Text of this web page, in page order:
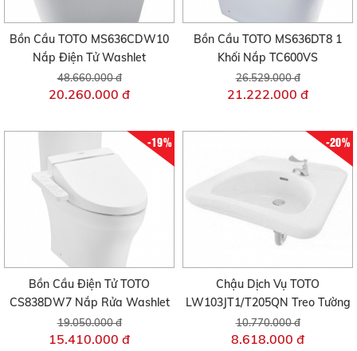
Bồn Cầu TOTO MS636CDW10
Nắp Điện Tử Washlet
48.660.000 đ
20.260.000 đ
Bồn Cầu TOTO MS636DT8 1
Khối Nắp TC600VS
26.529.000 đ
21.222.000 đ
-19%
Bồn Cầu Điện Tử TOTO
CS838DW7 Nắp Rửa Washlet
19.050.000 đ
15.410.000 đ
-20%
Chậu Dịch Vụ TOTO
LW103JT1/T205QN Treo Tường
10.770.000 đ
8.618.000 đ